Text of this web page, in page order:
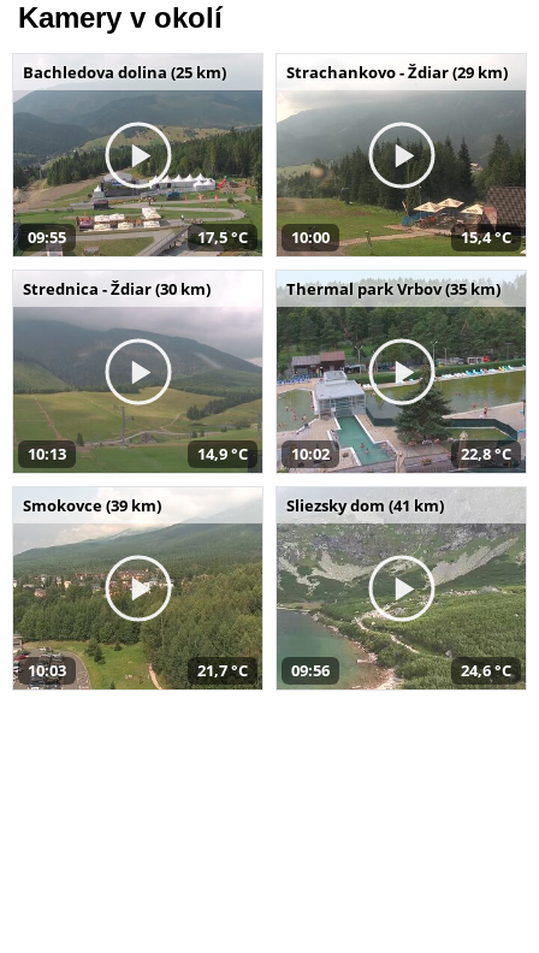
Kamery v okolí
Bachledova dolina (25 km)
09:55 17,5 °C
Strachankovo - Ždiar (29 km)
10:00 15,4 °C
Strednica - Ždiar (30 km)
10:13 14,9 °C
Thermal park Vrbov (35 km)
10:02 22,8 °C
Smokovce (39 km)
10:03 21,7 °C
Sliezsky dom (41 km)
09:56 24,6 °C